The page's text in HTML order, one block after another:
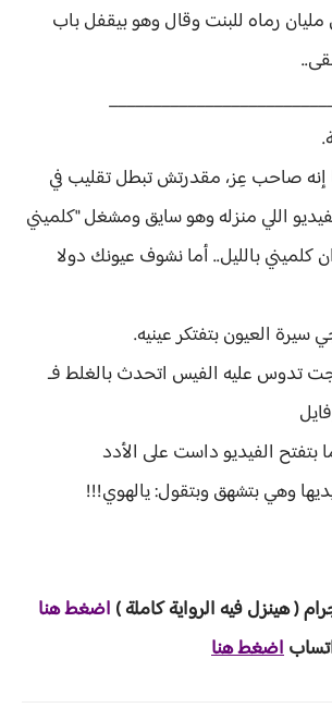
رماه للبنت وقال وهو بيقفل باب
صاحب عِز، مقدرتش تبطل تقليب في
اللي منزله وهو سايق ومشغل "كلميني
كلميني بالليل.. أما نشوف عيونك دولا
سيرة العيون بتفتكر عينيه.
تدوس عليه الفيس اتحدث بالغلط فـ
الفيديو داست على الأدد
وهي بتشهق وبتقول: يالهوي!!!
( هينزل فيه الرواية كاملة ) اضغط هنا
اضغط هنا